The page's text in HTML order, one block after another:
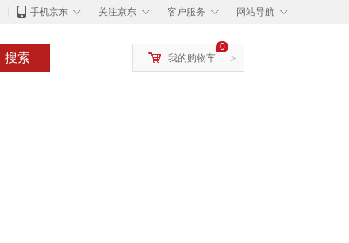
◇
手机京东 ◇
关注京东 ◇
客户服务 ◇
网站导航
搜索 >
0
我的购物车